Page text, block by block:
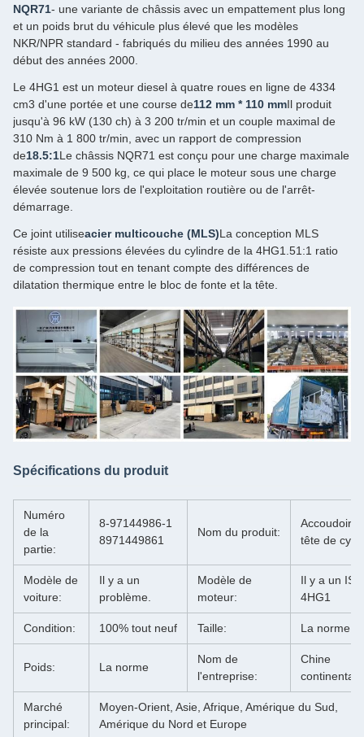
NQR71- une variante de châssis avec un empattement plus long
et un poids brut du véhicule plus élevé que les modèles
NKR/NPR standard ‐ fabriqués du milieu des années 1990 au
début des années 2000.
Le 4HG1 est un moteur diesel à quatre roues en ligne de 4334
cm3 d'une portée et une course de112 mm * 110 mmIl produit
jusqu'à 96 kW (130 ch) à 3 200 tr/min et un couple maximal de
310 Nm à 1 800 tr/min, avec un rapport de compression
de18.5:1Le châssis NQR71 est conçu pour une charge maximale
maximale de 9 500 kg, ce qui place le moteur sous une charge
élevée soutenue lors de l'exploitation routière ou de l'arrêt-
démarrage.
Ce joint utiliseacier multicouche (MLS)La conception MLS
résiste aux pressions élevées du cylindre de la 4HG1.51:1 ratio
de compression tout en tenant compte des différences de
dilatation thermique entre le bloc de fonte et la tête.
Spécifications du produit
Numéro
de la
partie:
8-97144986-1
8971449861
Nom du produit:
Accoudoir
tête de
Modèle de
voiture:
Il y a un
problème.
Modèle de
moteur:
Il y a un
4HG1
Condition: 100% tout neuf Taille: La norme
Poids: La norme
Nom de
l'entreprise:
Chine
continentale
Marché
principal:
Moyen-Orient, Asie, Afrique, Amérique du Sud,
Amérique du Nord et Europe